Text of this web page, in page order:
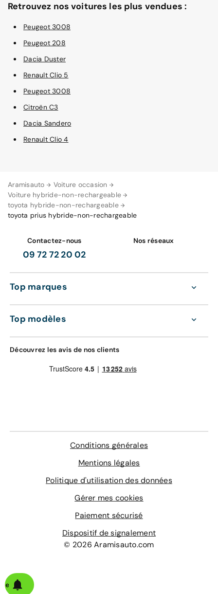
Aramisauto
Voiture occasion
Voiture hybride-non-rechargeable
toyota hybride-non-rechargeable
toyota prius hybride-non-rechargeable
Retrouvez nos voitures les plus vendues :
Peugeot 3008
Peugeot 208
Dacia Duster
Renault Clio 5
Peugeot 3008
Citroën C3
Dacia Sandero
Renault Clio 4
Contactez-nous
09 72 72 20 02
Nos réseaux
Top marques
Top modèles
Découvrez les avis de nos clients
Conditions générales
Mentions légales
Politique d'utilisation des données
Gérer mes cookies
Paiement sécurisé
Dispositif de signalement
© 2026 Aramisauto.com